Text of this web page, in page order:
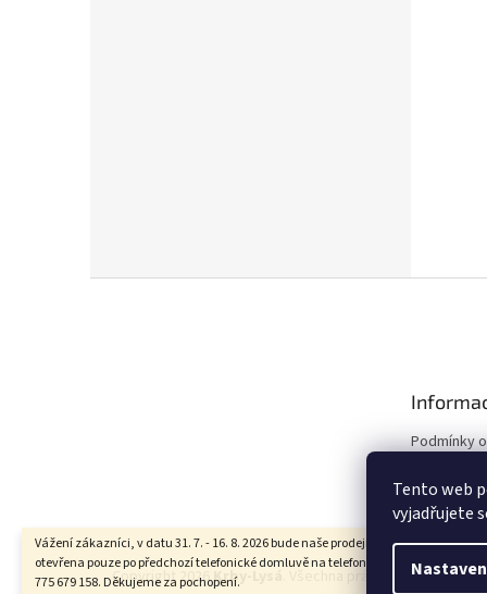
Tento web
vyjadřujete
Vážení zákazníci, v datu 31. 7. - 16. 8. 2026 bude naše prodejna z důvodu
otevřena pouze po předchozí telefonické domluvě na telefonních číslech 607 593
775 679 158. Děkujeme za pochopení.
Podmínky
Obchodní
Copyright 2026Krby-Lysá . Všechna práva vyhrazena.